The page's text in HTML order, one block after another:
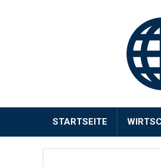
STARTSEITE